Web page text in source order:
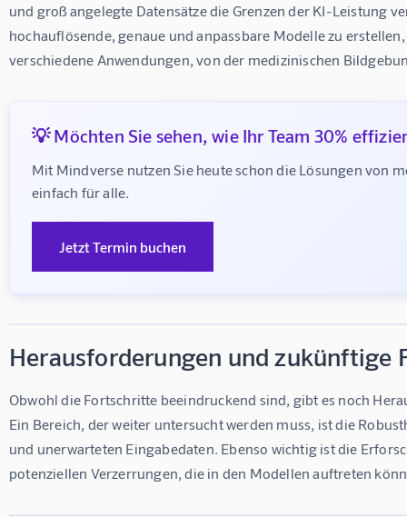
und groß angelegte Datensätze die Grenzen der KI-Leistung
hochauflösende, genaue und anpassbare Modelle zu
verschiedene Anwendungen, von der medizinischen
💡 Möchten Sie sehen, wie Ihr Team 30%
Mit Mindverse nutzen Sie heute schon die Lösungen von
einfach für alle.
Jetzt Termin buchen
Herausforderungen und zukünftige
Obwohl die Fortschritte beeindruckend sind, gibt es noch
Ein Bereich, der weiter untersucht werden muss, ist die
und unerwarteten Eingabedaten. Ebenso wichtig ist die
potenziellen Verzerrungen, die in den Modellen auftreten